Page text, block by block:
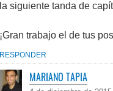
la siguiente tanda de
¡Gran trabajo el de tus
RESPONDER
MARIANO TAPIA